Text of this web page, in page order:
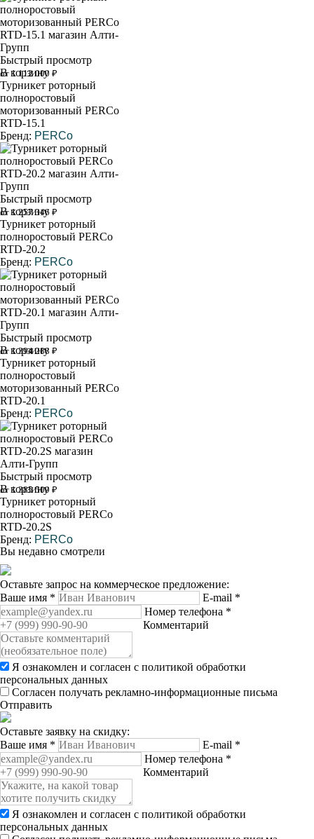
Быстрый просмотр
В корзину
от 1 112 000 ₽
Турникет роторный
полноростовый
моторизованный PERCo
RTD-15.1
Бренд: PERCo
Быстрый просмотр
В корзину
от 1 257 346 ₽
Турникет роторный
полноростовый PERCo
RTD-20.2
Бренд: PERCo
Быстрый просмотр
В корзину
от 1 394 288 ₽
Турникет роторный
полноростовый
моторизованный PERCo
RTD-20.1
Бренд: PERCo
Быстрый просмотр
В корзину
от 1 385 509 ₽
Турникет роторный
полноростовый PERCo
RTD-20.2S
Бренд: PERCo
Вы недавно смотрели
Оставьте запрос на коммерческое предложение:
Ваше имя * E-mail *
Номер телефона *
Комментарий
Я ознакомлен и согласен с политикой обработки
персональных данных
Согласен получать рекламно-информационные письма
Отправить
Оставьте заявку на скидку:
Ваше имя * E-mail *
Номер телефона *
Комментарий
Я ознакомлен и согласен с политикой обработки
персональных данных